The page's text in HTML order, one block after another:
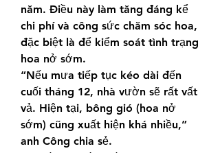
năm. Điều này làm tăng đáng kể
chi phí và công sức chăm sóc hoa,
đặc biệt là để kiểm soát tình trạng
hoa nở sớm.
“Nếu mưa tiếp tục kéo dài đến
cuối tháng 12, nhà vườn sẽ rất vất
vả. Hiện tại, bông gió (hoa nở
sớm) cũng xuất hiện khá nhiều,”
anh Công chia sẻ.